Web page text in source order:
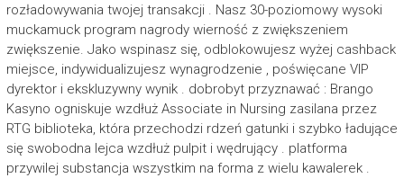
rozładowywania twojej transakcji . Nasz 30-poziomowy wysoki
muckamuck program nagrody wierność z zwiększeniem
zwiększenie. Jako wspinasz się, odblokowujesz wyżej cashback
miejsce, indywidualizujesz wynagrodzenie , poświęcane VIP
dyrektor i ekskluzywny wynik . dobrobyt przyznawać : Brango
Kasyno ogniskuje wzdłuż Associate in Nursing zasilana przez
RTG biblioteka, która przechodzi rdzeń gatunki i szybko ładujące
się swobodna lejca wzdłuż pulpit i wędrujący . platforma
przywilej substancja wszystkim na forma z wielu kawalerek .